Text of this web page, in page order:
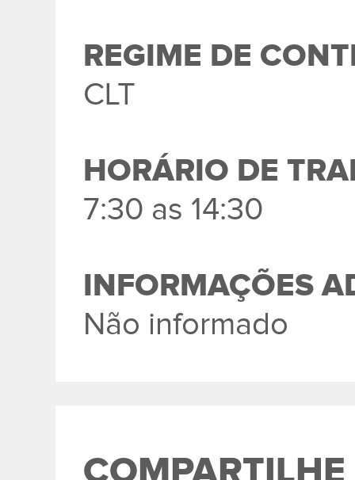
REGIME DE
CLT
HORÁRIO DE
7:30 as 14:30
INFORMAÇÕES
Não informado